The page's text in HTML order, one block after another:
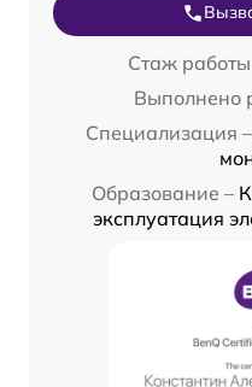
Стаж
Выполнено
Специализация –
Образование –
эксплуатация